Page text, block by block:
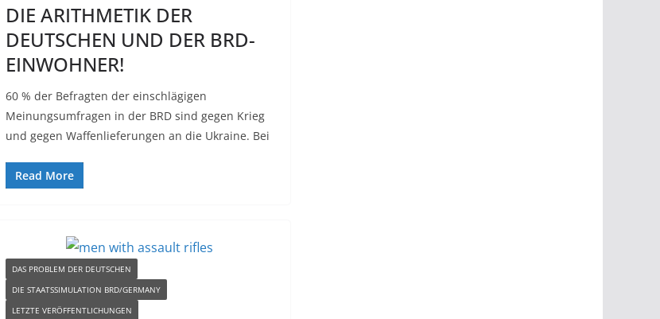
DIE ARITHMETIK DER
DEUTSCHEN UND DER BRD-
EINWOHNER!
60 % der Befragten der einschlägigen
Meinungsumfragen in der BRD sind gegen Krieg
und gegen Waffenlieferungen an die Ukraine. Bei
Read More
DAS PROBLEM DER DEUTSCHEN
DIE STAATSSIMULATION BRD/GERMANY
LETZTE VERÖFFENTLICHUNGEN